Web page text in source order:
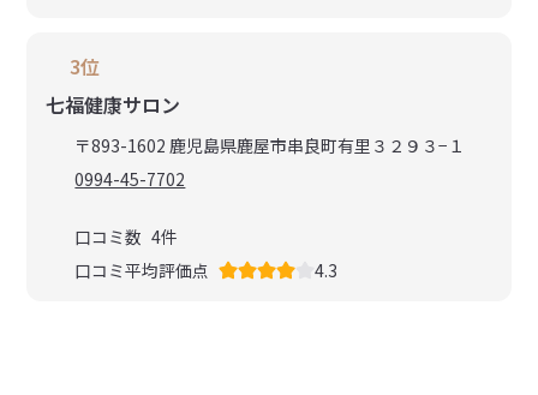
3位
七福健康サロン
〒893-1602 鹿児島県鹿屋市串良町有里３２９３−１
0994-45-7702
口コミ数 4件
口コミ平均評価点
4.3